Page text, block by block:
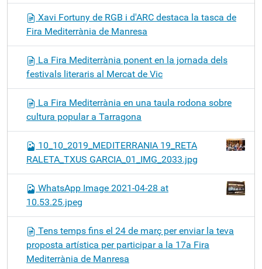
Xavi Fortuny de RGB i d'ARC destaca la tasca de
Fira Mediterrània de Manresa
La Fira Mediterrània ponent en la jornada dels
festivals literaris al Mercat de Vic
La Fira Mediterrània en una taula rodona sobre
cultura popular a Tarragona
10_10_2019_MEDITERRANIA 19_RETA
RALETA_TXUS GARCIA_01_IMG_2033.jpg
WhatsApp Image 2021-04-28 at
10.53.25.jpeg
Tens temps fins el 24 de març per enviar la teva
proposta artística per participar a la 17a Fira
Mediterrània de Manresa